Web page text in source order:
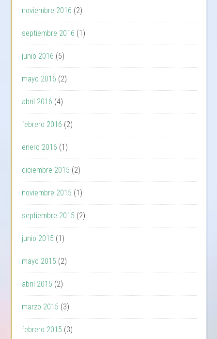
noviembre 2016 (2)
septiembre 2016 (1)
junio 2016 (5)
mayo 2016 (2)
abril 2016 (4)
febrero 2016 (2)
enero 2016 (1)
diciembre 2015 (2)
noviembre 2015 (1)
septiembre 2015 (2)
junio 2015 (1)
mayo 2015 (2)
abril 2015 (2)
marzo 2015 (3)
febrero 2015 (3)